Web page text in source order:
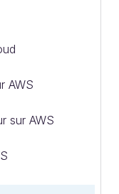
AWS
sur AWS